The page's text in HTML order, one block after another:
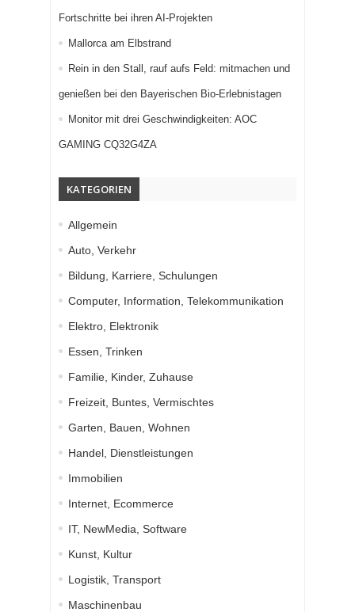
Fortschritte bei ihren AI-Projekten
Mallorca am Elbstrand
Rein in den Stall, rauf aufs Feld: mitmachen und
genießen bei den Bayerischen Bio-Erlebnistagen
Monitor mit drei Geschwindigkeiten: AOC
GAMING CQ32G4ZA
KATEGORIEN
Allgemein
Auto, Verkehr
Bildung, Karriere, Schulungen
Computer, Information, Telekommunikation
Elektro, Elektronik
Essen, Trinken
Familie, Kinder, Zuhause
Freizeit, Buntes, Vermischtes
Garten, Bauen, Wohnen
Handel, Dienstleistungen
Immobilien
Internet, Ecommerce
IT, NewMedia, Software
Kunst, Kultur
Logistik, Transport
Maschinenbau